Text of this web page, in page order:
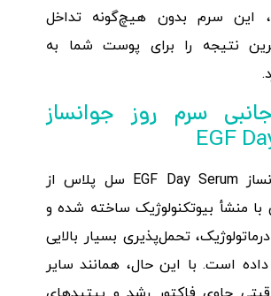
این سرم بدون هیچ‌گونه تداخل
نتیجه را برای پوست شما به
سرم روز جوانساز
EGF
سرم روز جوانساز EGF Day Serum سل پلاس از
با منشأ بیوتکنولوژیک ساخته شده و
تحمل‌پذیری بسیار بالایی
است. با این حال، همانند سایر